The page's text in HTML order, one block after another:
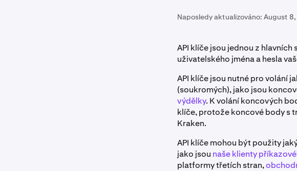
Naposledy aktualizováno: August
API klíče jsou jednou z
uživatelského jména a hesla
API klíče jsou nutné pro volání
(soukromých), jako jsou
výdělky. K volání koncových
klíče, protože koncové body s
Kraken.
API klíče mohou být použity
jako jsou naše klienty
platformy třetích stran,